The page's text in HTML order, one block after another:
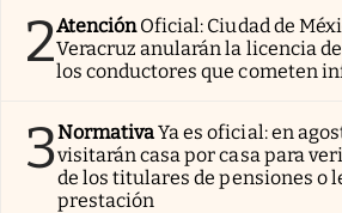
2AtenciónOficial: Ciudad de
Veracruz anularán la licencia
los conductores que cometen
3NormativaYa es oficial: en
visitarán casa por casa para
de los titulares de pensiones o
prestación